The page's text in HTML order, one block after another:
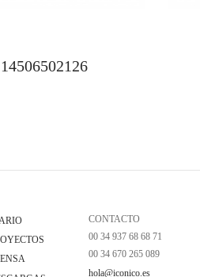
14506502126
CONTACTO
00 34 937 68 68 71
00 34 670 265 089
hola@iconico.es